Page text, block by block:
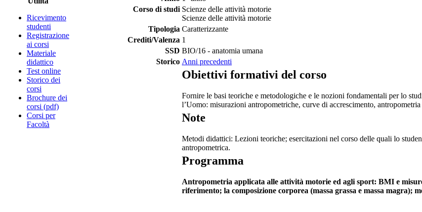
Ricevimento
studenti
Registrazione
ai corsi
Materiale
didattico
Test online
Storico dei
corsi
Brochure dei
corsi (pdf)
Corsi per
Facoltà
Corso di studi Scienze delle attività motorie
Scienze delle attività motorie
Tipologia Caratterizzante
Crediti/Valenza 1
SSD BIO/16 - anatomia umana
Storico Anni precedenti
Obiettivi formativi del corso
Fornire le basi teoriche e metodologiche e le nozioni fondamentali per lo
l’Uomo: misurazioni antropometriche, curve di accrescimento,
Note
Metodi didattici: Lezioni teoriche; esercitazioni nel corso delle quali lo
antropometrica.
Programma
Antropometria applicata alle attività motorie ed agli sport: BMI e
riferimento; la composizione corporea (massa grassa e massa magra);